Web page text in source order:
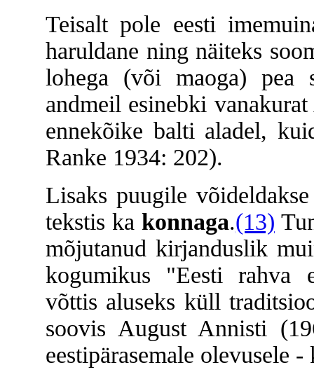
Teisalt pole eesti
haruldane ning näiteks
lohega (või maoga) pea
andmeil esinebki
ennekõike balti aladel,
Ranke 1934: 202).
Lisaks puugile
tekstis ka konnaga.(13)
mõjutanud kirjanduslik
kogumikus "Eesti rahva
võttis aluseks küll
soovis August Annisti
eestipärasemale olevusele